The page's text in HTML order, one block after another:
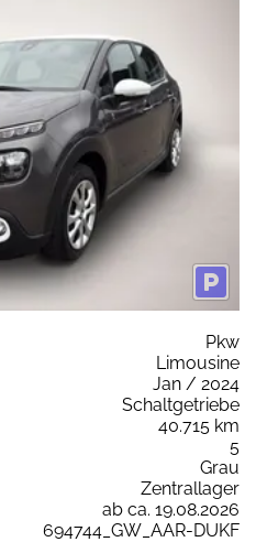
Pkw
Limousine
Jan / 2024
Schaltgetriebe
40.715 km
5
Grau
Zentrallager
ab ca. 19.08.2026
694744_GW_AAR-DUKF